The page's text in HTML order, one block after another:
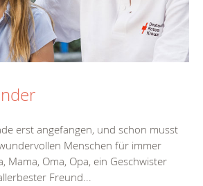
erst angefangen, und schon musst
Menschen für immer
Mama, Oma, Opa, ein Geschwister
Freund...